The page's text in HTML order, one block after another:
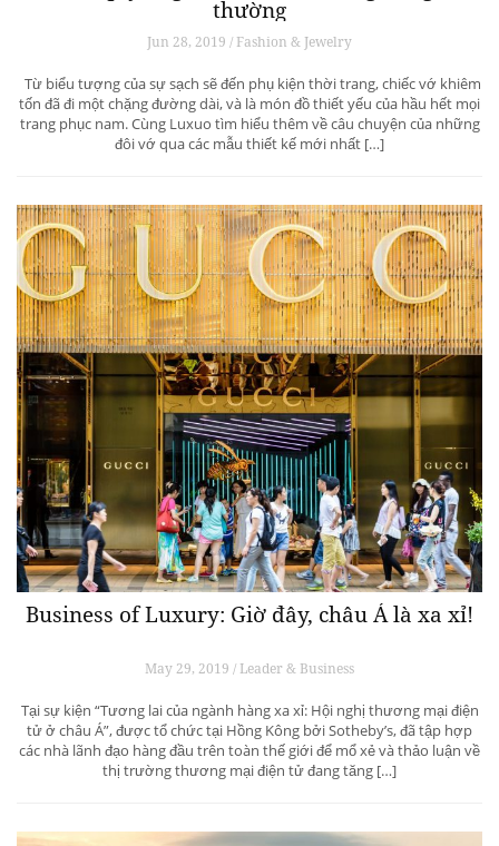
thường
Jun 28, 2019 / Fashion & Jewelry
Từ biểu tượng của sự sạch sẽ đến phụ kiện thời trang, chiếc vớ khiêm
tốn đã đi một chặng đường dài, và là món đồ thiết yếu của hầu hết mọi
trang phục nam. Cùng Luxuo tìm hiểu thêm về câu chuyện của những
đôi vớ qua các mẫu thiết kế mới nhất […]
Business of Luxury: Giờ đây, châu Á là xa xỉ!
May 29, 2019 / Leader & Business
Tại sự kiện “Tương lai của ngành hàng xa xỉ: Hội nghị thương mại điện
tử ở châu Á”, được tổ chức tại Hồng Kông bởi Sotheby’s, đã tập hợp
các nhà lãnh đạo hàng đầu trên toàn thế giới để mổ xẻ và thảo luận về
thị trường thương mại điện tử đang tăng […]